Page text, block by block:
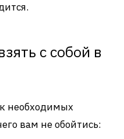
с собой в
необходимых
вам не обойтись: